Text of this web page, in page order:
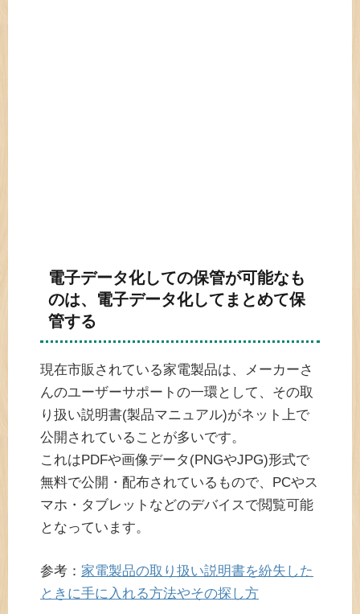
電子データ化しての保管が可能なも
のは、電子データ化してまとめて保
管する
現在市販されている家電製品は、メーカーさ
んのユーザーサポートの一環として、その取
り扱い説明書(製品マニュアル)がネット上で
公開されていることが多いです。
これはPDFや画像データ(PNGやJPG)形式で
無料で公開・配布されているもので、PCやス
マホ・タブレットなどのデバイスで閲覧可能
となっています。
参考： 家電製品の取り扱い説明書を紛失した
ときに手に入れる方法やその探し方